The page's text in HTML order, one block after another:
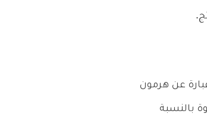
عن هرمون
بالنسبة